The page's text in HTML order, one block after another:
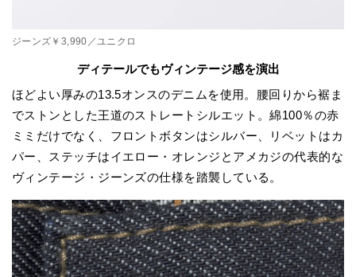
ジーンズ￥3,990／ユニクロ
ディテールでもヴィンテージ感を演出
ほどよい厚みの13.5オンスのデニムを使用。腰回りから裾ま
でストンとした王道のストレートシルエット。綿100％の赤
ミミだけでなく、フロントボタンはシルバー、リベットはカ
パー、ステッチはイエロー・オレンジとアメカジの代表的な
ヴィンテージ・ジーンズの仕様を踏襲している。